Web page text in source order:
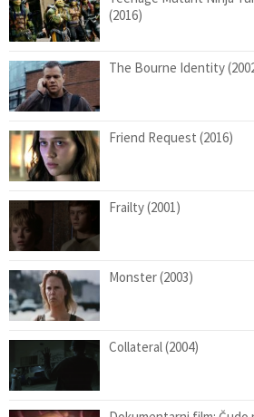
(2016)
The Bourne Identity
Friend Request (2016)
Frailty (2001)
Monster (2003)
Collateral (2004)